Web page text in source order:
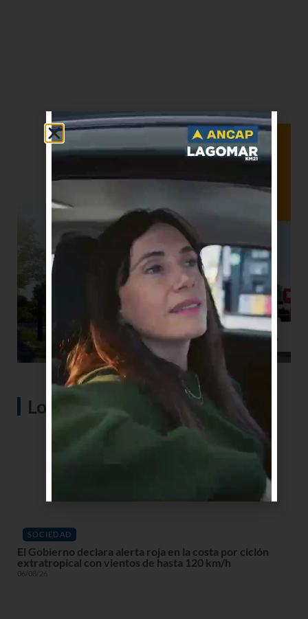
Lo más visto
SOCIEDAD
El Gobierno declara alerta roja en la costa por ciclón
extratropical con vientos de hasta 120 km/h
06/08/26